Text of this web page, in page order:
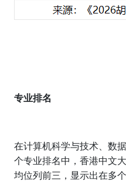
专业排名
在计算机科学与技术、数
个专业排名中，香港中文
均位列前三，显示出在多